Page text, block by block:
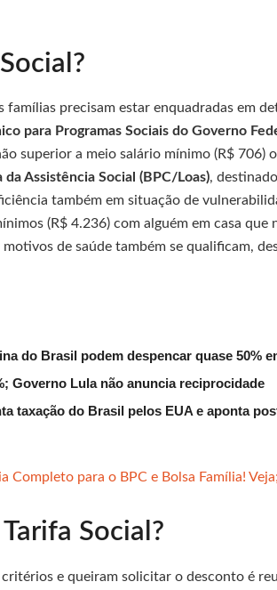
famílias precisam estar enquadradas em
para Programas Sociais do Governo
superior a meio salário mínimo (R$ 706)
Assistência Social (BPC/Loas),
também em situação de
(R$ 4.236) com alguém em casa que
de saúde também se qualificam,
do Brasil podem despencar quase 50%
Governo Lula não anuncia reciprocidade
taxação do Brasil pelos EUA e aponta
Completo para o BPC e Bolsa Família! Veja;
Social?
e queiram solicitar o desconto é